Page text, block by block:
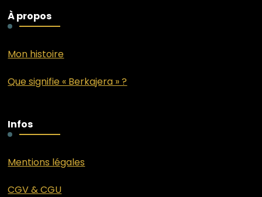
À propos
Mon histoire
Que signifie « Berkajera » ?
Infos
Mentions légales
CGV & CGU